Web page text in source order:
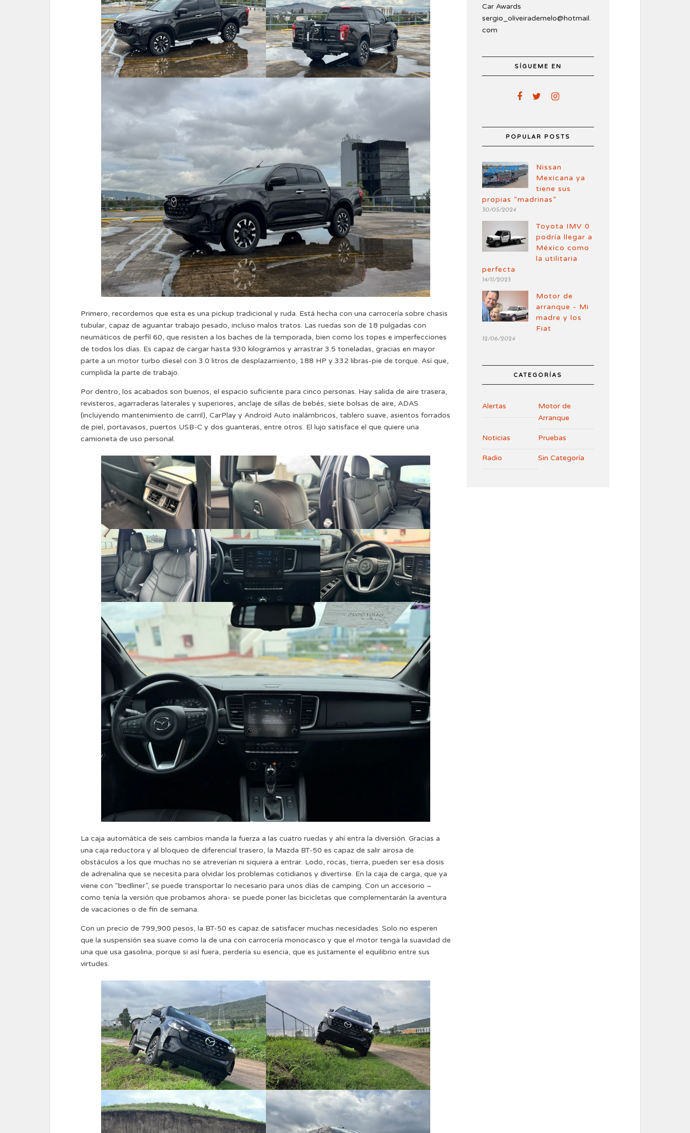
Primero, recordemos que esta es una pickup tradicional y ruda. Está hecha con una carrocería sobre chasis
tubular, capaz de aguantar trabajo pesado, incluso malos tratos. Las ruedas son de 18 pulgadas con
neumáticos de perfil 60, que resisten a los baches de la temporada, bien como los topes e imperfecciones
de todos los días. Es capaz de cargar hasta 930 kilogramos y arrastrar 3.5 toneladas, gracias en mayor
parte a un motor turbo diesel con 3.0 litros de desplazamiento, 188 HP y 332 libras-pie de torque. Así que,
cumplida la parte de trabajo.
Por dentro, los acabados son buenos, el espacio suficiente para cinco personas. Hay salida de aire trasera,
revisteros, agarraderas laterales y superiores, anclaje de sillas de bebés, siete bolsas de aire, ADAS
(incluyendo mantenimiento de carril), CarPlay y Android Auto inalámbricos, tablero suave, asientos forrados
de piel, portavasos, puertos USB-C y dos guanteras, entre otros. El lujo satisface el que quiere una
camioneta de uso personal.
La caja automática de seis cambios manda la fuerza a las cuatro ruedas y ahí entra la diversión. Gracias a
una caja reductora y al bloqueo de diferencial trasero, la Mazda BT-50 es capaz de salir airosa de
obstáculos a los que muchas no se atreverían ni siquiera a entrar. Lodo, rocas, tierra, pueden ser esa dosis
de adrenalina que se necesita para olvidar los problemas cotidianos y divertirse. En la caja de carga, que ya
viene con “bedliner”, se puede transportar lo necesario para unos días de camping. Con un accesorio –
como tenía la versión que probamos ahora- se puede poner las bicicletas que complementarán la aventura
de vacaciones o de fin de semana.
Con un precio de 799,900 pesos, la BT-50 es capaz de satisfacer muchas necesidades. Solo no esperen
que la suspensión sea suave como la de una con carrocería monocasco y que el motor tenga la suavidad de
una que usa gasolina, porque si así fuera, perdería su esencia, que es justamente el equilibrio entre sus
virtudes.
Car Awards
sergio_oliveirademelo@hotmail.
com
SÍGUEME EN
POPULAR POSTS
Nissan
Mexicana ya
tiene sus
propias “madrinas”
30/05/2024
Toyota IMV 0
podría llegar a
México como
la utilitaria
perfecta
14/11/2023
Motor de
arranque - Mi
madre y los
Fiat
12/06/2024
CATEGORÍAS
Alertas
Motor de
Arranque
Noticias Pruebas
Radio Sin Categoría